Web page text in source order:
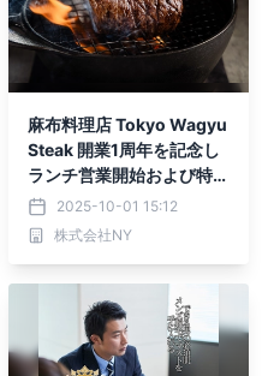
麻布料理店 Tokyo Wagyu
Steak 開業1周年を記念し
ランチ営業開始および特別
会員様へのボトルシャンパ
ーニュ無料サービス開始
2025-10-01 15:12
株式会社NY